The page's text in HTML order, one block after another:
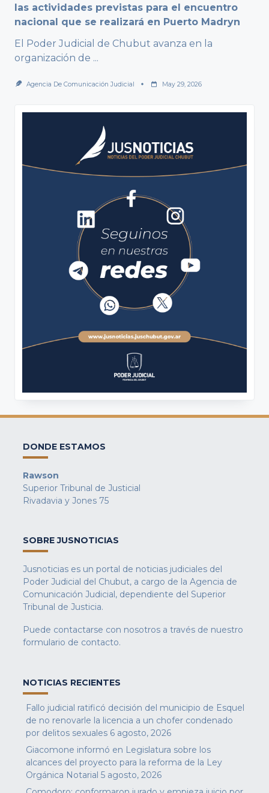
las actividades previstas para el encuentro
nacional que se realizará en Puerto Madryn
El Poder Judicial de Chubut avanza en la
organización de ...
Agencia De Comunicación Judicial May 29, 2026
DONDE ESTAMOS
Rawson
Superior Tribunal de Justicial
Rivadavia y Jones 75
SOBRE JUSNOTICIAS
Jusnoticias es un portal de noticias judiciales del
Poder Judicial del Chubut, a cargo de la Agencia de
Comunicación Judicial, dependiente del Superior
Tribunal de Justicia.
Puede contactarse con nosotros a través de nuestro
formulario de contacto.
NOTICIAS RECIENTES
Fallo judicial ratificó decisión del municipio de Esquel
de no renovarle la licencia a un chofer condenado
por delitos sexuales 6 agosto, 2026
Giacomone informó en Legislatura sobre los
alcances del proyecto para la reforma de la Ley
Orgánica Notarial 5 agosto, 2026